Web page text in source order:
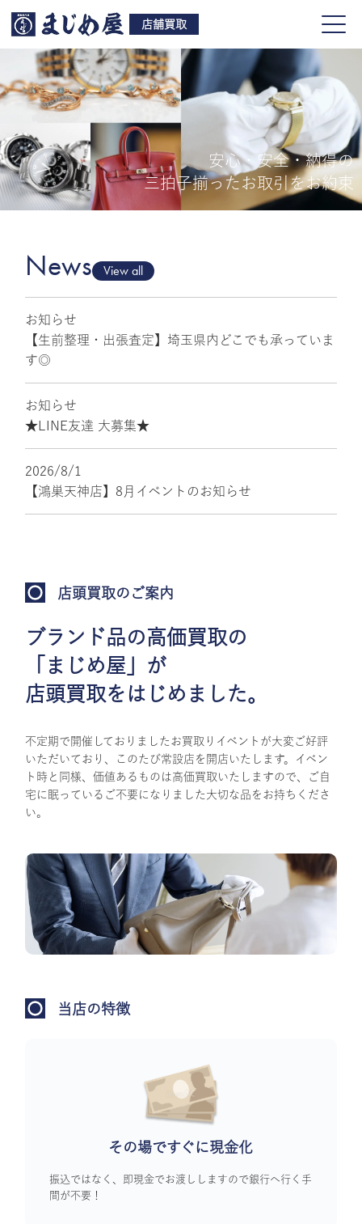
店舗買取
買取品目
店舗一覧
安心・安全・納得の
三拍子揃ったお取引をお約束
News View all
お知らせ
【生前整理・出張査定】埼玉県内どこでも承っていま
す◎
お知らせ
★LINE友達 大募集★
2026/8/1
【鴻巣天神店】8月イベントのお知らせ
店頭買取のご案内
ブランド品の高価買取の
「まじめ屋」が
店頭買取をはじめました。
不定期で開催しておりましたお買取りイベントが大変ご好評
いただいており、このたび常設店を開店いたします。イベン
ト時と同様、価値あるものは高価買取いたしますので、ご自
宅に眠っているご不要になりました大切な品をお持ちくださ
い。
当店の特徴
その場ですぐに現金化
振込ではなく、即現金でお渡ししますので銀行へ行く手
間が不要！